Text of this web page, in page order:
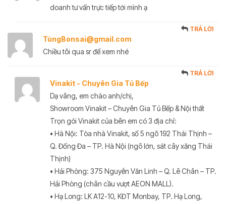
doanh tư vấn trực tiếp tới mình ạ
TùngBonsai@gmail.com
TRẢ LỜI
Chiều tôi qua sr để xem nhé
Vinakit - Chuyên Gia Tủ Bếp
TRẢ LỜI
Dạ vâng, em chào anh/chị,
Showroom Vinakit – Chuyên Gia Tủ Bếp & Nội thất
Trọn gói Vinakit của bên em có 3 địa chỉ:
• Hà Nội: Tòa nhà Vinakit, số 5 ngõ 192 Thái Thịnh –
Q. Đống Đa – TP. Hà Nội (ngõ lớn, sát cây xăng Thái
Thịnh)
• Hải Phòng: 375 Nguyễn Văn Linh – Q. Lê Chân – TP.
Hải Phòng (chân cầu vượt AEON MALL).
• Hạ Long: LK A12-10, KĐT Monbay, TP. Hạ Long,